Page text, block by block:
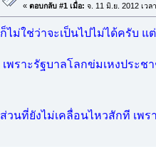
«ตอบกลับ #1 เมื่อ: จ. 11 มิ.ย. 2012 เวล
ก็ไม่ใช่ว่าจะเป็นไปไม่ได้ครับ แ
เพราะรัฐบาลโลกข่มเหงประ
ส่วนที่ยังไม่เคลื่อนไหวสักที เพ